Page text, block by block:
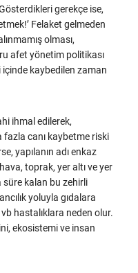
gerekçe ise,
Felaket gelmeden
olması,
afet yönetim politikası
içinde kaybedilen zaman
ihmal edilerek,
canı kaybetme riski
yapılanın adı enkaz
toprak, yer altı ve yer
süre kalan bu zehirli
yoluyla gıdalara
hastalıklara neden olur.
ekosistemi ve insan